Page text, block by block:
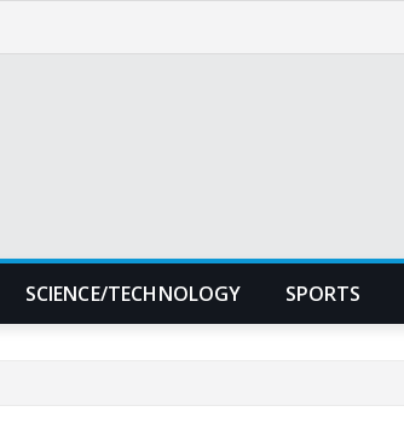
SCIENCE/TECHNOLOGY SPORTS